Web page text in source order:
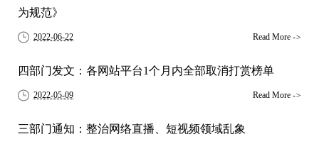
为规范》
2022-06-22 Read More ->
四部门发文：各网站平台1个月内全部取消打赏榜单
2022-05-09 Read More ->
三部门通知：整治网络直播、短视频领域乱象